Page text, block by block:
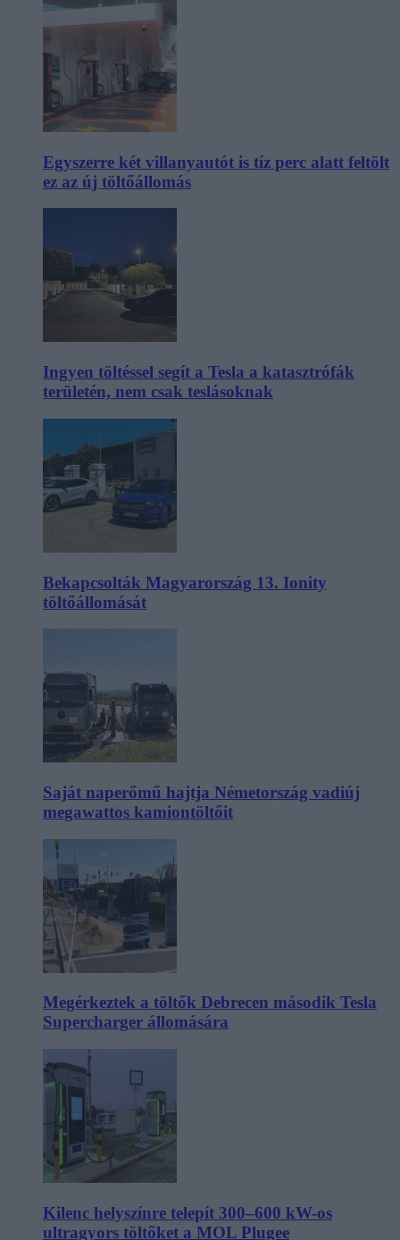
Egyszerre két villanyautót is tíz perc alatt feltölt
ez az új töltőállomás
Ingyen töltéssel segít a Tesla a katasztrófák
területén, nem csak teslásoknak
Bekapcsolták Magyarország 13. Ionity
töltőállomását
Saját naperőmű hajtja Németország vadiúj
megawattos kamiontöltőit
Megérkeztek a töltők Debrecen második Tesla
Supercharger állomására
Kilenc helyszínre telepít 300–600 kW-os
ultragyors töltőket a MOL Plugee